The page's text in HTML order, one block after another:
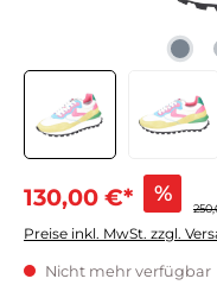
130,00 €* %
Preise inkl. MwSt. zzgl.
Nicht mehr verfügbar